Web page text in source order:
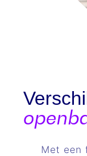
Met een